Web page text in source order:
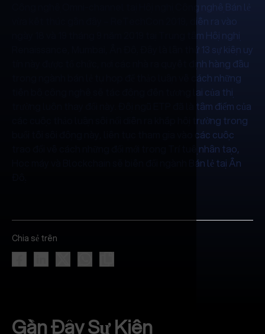
vừa kết thúc gần đây – ReTechCon 2019, diễn ra vào
ngày 18 và 19 tháng 9 năm 2019 tại Trung tâm Hội nghị
Renaissance, Mumbai, Ấn Độ. Đây là lần thứ 13 sự kiện uy
tín này được tổ chức, nơi các nhà ra quyết định hàng đầu
trong ngành bán lẻ tụ họp để thảo luận về cách những
tiến bộ công nghệ sẽ tác động đến tương lai của thị
trường luôn thay đổi này. Đội ngũ ETP đã là tâm điểm của
các cuộc thảo luận sôi nổi diễn ra khắp hội trường trong
buổi tối sôi động này, liên tục tham gia vào các cuộc
trao đổi về cách những đổi mới trong Trí tuệ nhân tạo,
Học máy và Blockchain sẽ biến đổi ngành Bán lẻ tại Ấn
Chia sẻ trên
Gần Đây Sự Kiện